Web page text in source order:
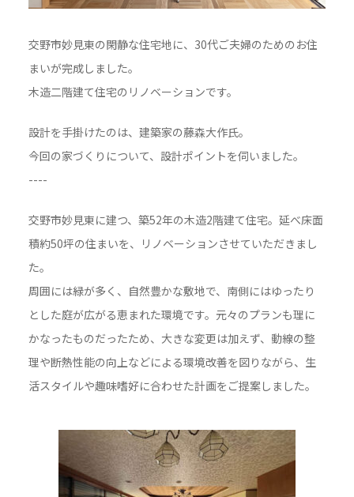
交野市妙見東の閑静な住宅地に、30代ご夫婦のためのお住
まいが完成しました。
木造二階建て住宅のリノベーションです。
設計を手掛けたのは、建築家の藤森大作氏。
今回の家づくりについて、設計ポイントを伺いました。
----
交野市妙見東に建つ、築52年の木造2階建て住宅。延べ床面
積約50坪の住まいを、リノベーションさせていただきまし
た。
周囲には緑が多く、自然豊かな敷地で、南側にはゆったり
とした庭が広がる恵まれた環境です。元々のプランも理に
かなったものだったため、大きな変更は加えず、動線の整
理や断熱性能の向上などによる環境改善を図りながら、生
活スタイルや趣味嗜好に合わせた計画をご提案しました。